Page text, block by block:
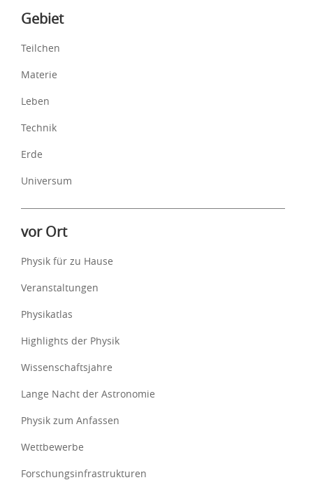
Inhalte
Gebiet
Teilchen
Materie
Leben
Technik
Erde
Universum
vor Ort
Physik für zu Hause
Veranstaltungen
Physikatlas
Highlights der Physik
Wissenschaftsjahre
Lange Nacht der Astronomie
Physik zum Anfassen
Wettbewerbe
Forschungsinfrastrukturen